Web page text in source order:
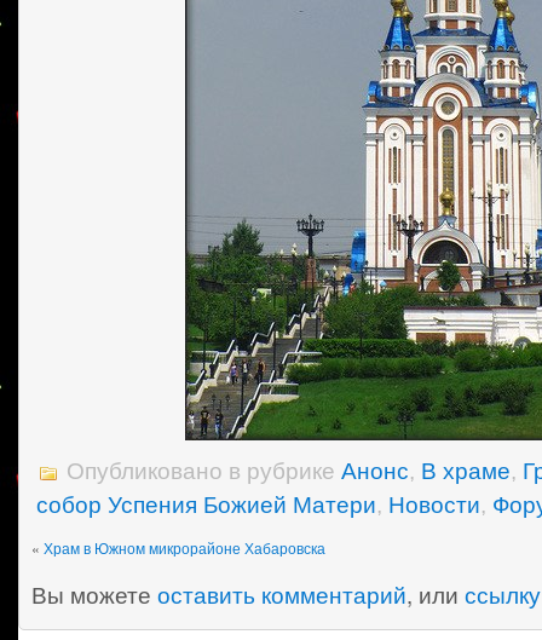
Опубликовано в рубрике Анонс, В храме,
собор Успения Божией Матери, Новости,
« Храм в Южном микрорайоне Хабаровска
Вы можете оставить комментарий, или ссылку